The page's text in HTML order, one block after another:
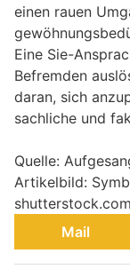
einen rauen
Eine Sie-
Befremden
daran, sich
sachliche und
Quelle:
Artikelbild:
shutterstock.com
Mail